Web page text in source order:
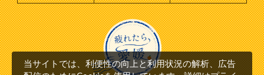
当サイトでは、利便性の向上と利用状況の解析、広告